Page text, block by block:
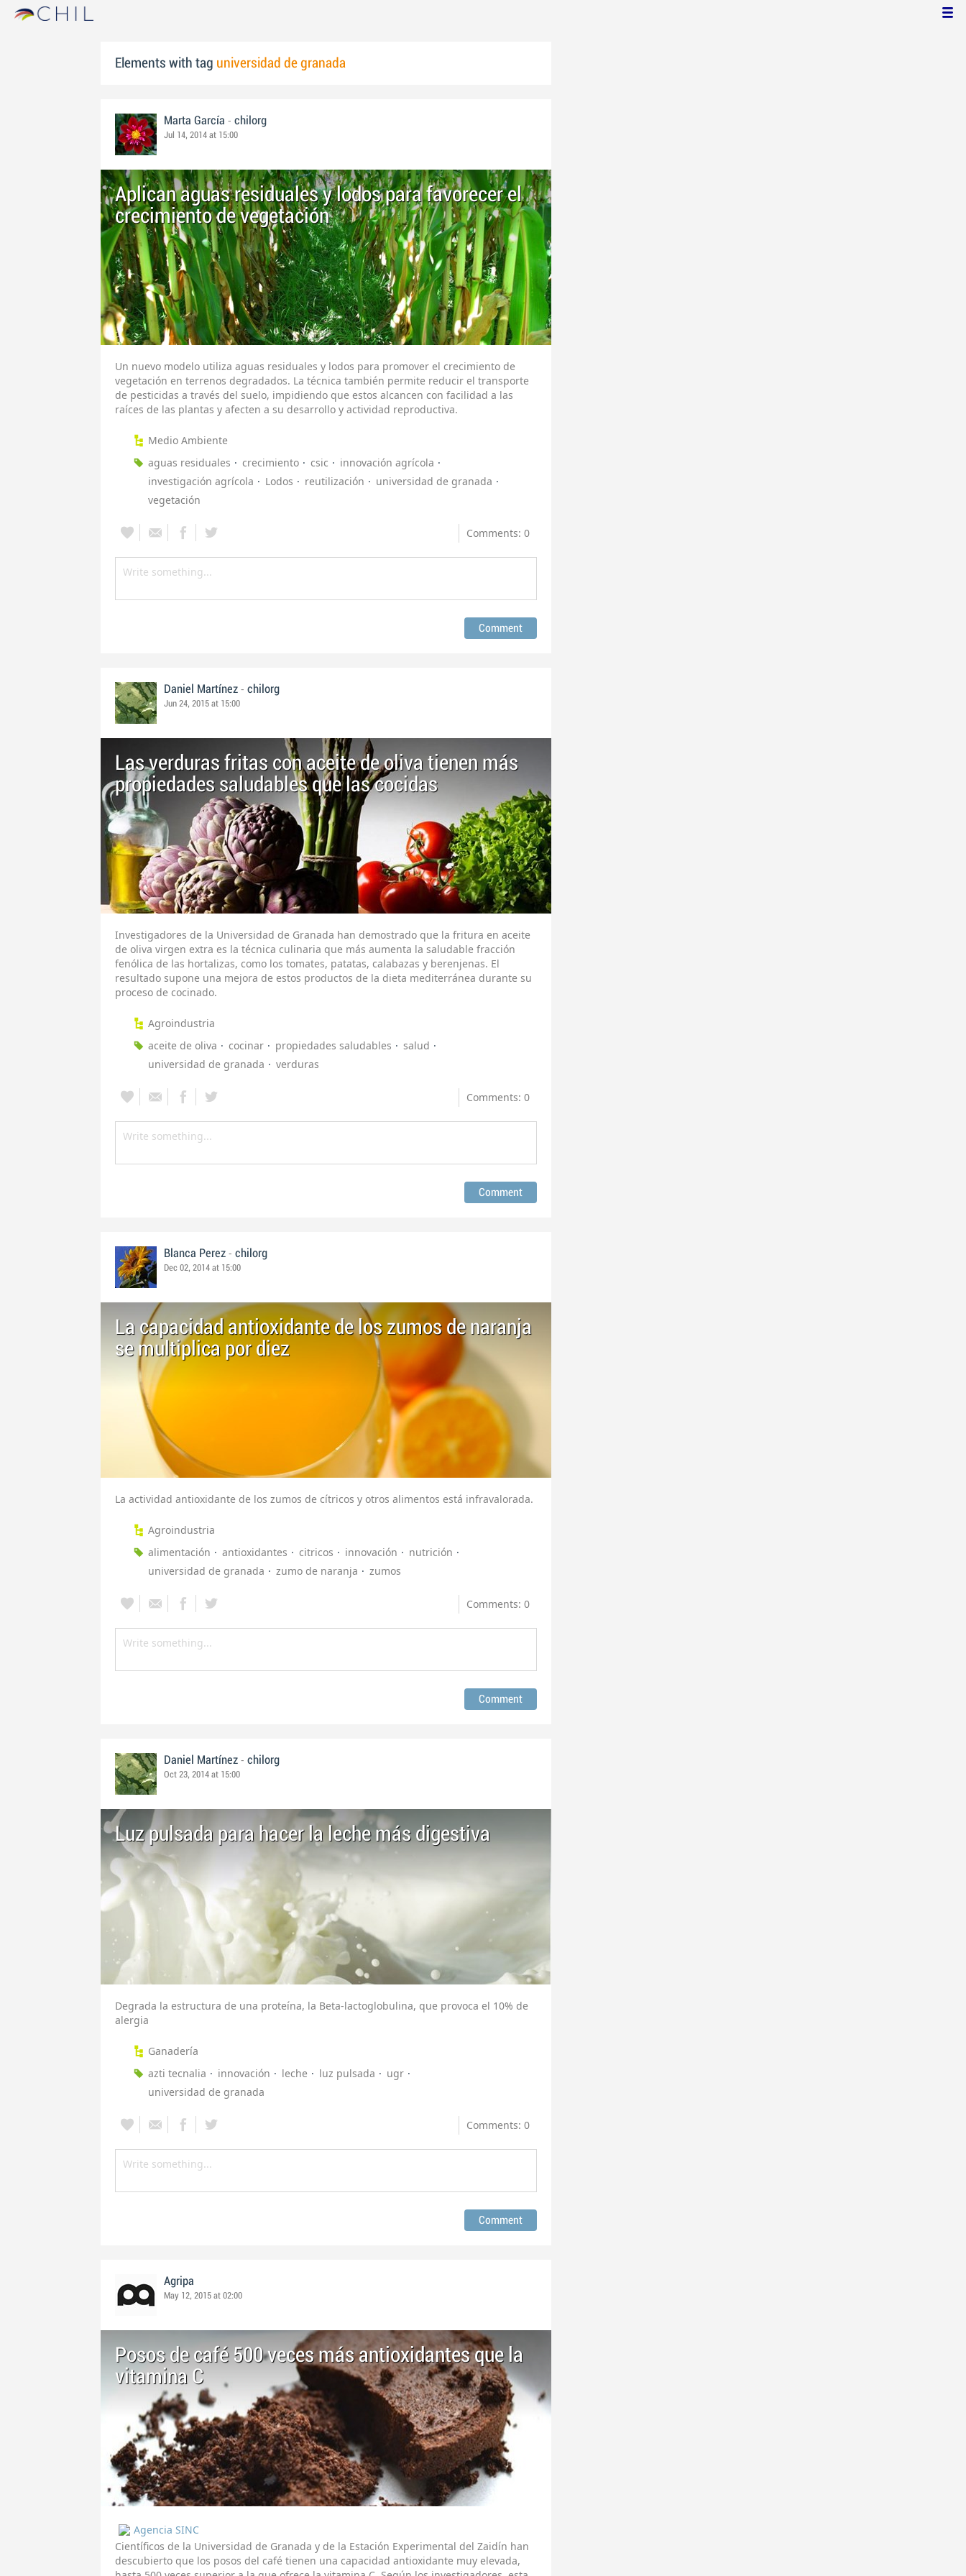
Elements with tag universidad de granada
Marta García - chilorg
Jul 14, 2014 at 15:00
Aplican aguas residuales y lodos para favorecer el
crecimiento de vegetación
Un nuevo modelo utiliza aguas residuales y lodos para promover el crecimiento de
vegetación en terrenos degradados. La técnica también permite reducir el transporte
de pesticidas a través del suelo, impidiendo que estos alcancen con facilidad a las
raíces de las plantas y afecten a su desarrollo y actividad reproductiva.
Medio Ambiente
aguas residuales
crecimiento csic
innovación agrícola
investigación agrícola
Lodos reutilización
universidad de granada
vegetación
Comments: 0
Daniel Martínez - chilorg
Jun 24, 2015 at 15:00
Las verduras fritas con aceite de oliva tienen más
propiedades saludables que las cocidas
Investigadores de la Universidad de Granada han demostrado que la fritura en aceite
de oliva virgen extra es la técnica culinaria que más aumenta la saludable fracción
fenólica de las hortalizas, como los tomates, patatas, calabazas y berenjenas. El
resultado supone una mejora de estos productos de la dieta mediterránea durante su
proceso de cocinado.
Agroindustria
aceite de oliva
cocinar propiedades saludables
salud
universidad de granada
verduras
Comments: 0
Blanca Perez - chilorg
Dec 02, 2014 at 15:00
La capacidad antioxidante de los zumos de naranja
se multiplica por diez
La actividad antioxidante de los zumos de cítricos y otros alimentos está infravalorada.
Agroindustria
alimentación
antioxidantes citricos innovación
nutrición
universidad de granada
zumo de naranja zumos
Comments: 0
Daniel Martínez - chilorg
Oct 23, 2014 at 15:00
Luz pulsada para hacer la leche más digestiva
Degrada la estructura de una proteína, la Beta-lactoglobulina, que provoca el 10% de
alergia
Ganadería
azti tecnalia
innovación leche luz pulsada
ugr
universidad de granada
Comments: 0
Agripa
May 12, 2015 at 02:00
Posos de café 500 veces más antioxidantes que la
vitamina C
Agencia SINC
Científicos de la Universidad de Granada y de la Estación Experimental del Zaidín han
descubierto que los posos del café tienen una capacidad antioxidante muy elevada,